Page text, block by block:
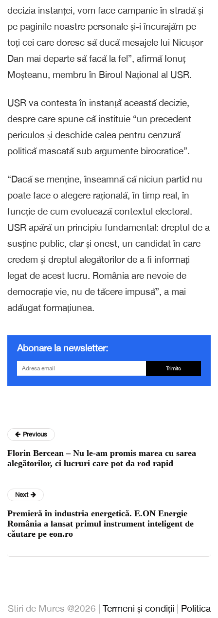
decizia instanței, vom face campanie în stradă și
pe paginile noastre personale și-i încurajăm pe
toți cei care doresc să ducă mesajele lui Nicușor
Dan mai departe să facă la fel”, afirmă Ionuț
Moșteanu, membru în Biroul Național al USR.
USR va contesta în instanță această decizie,
despre care spune că instituie “un precedent
periculos și deschide calea pentru cenzură
politică mascată sub argumente birocratice”.
“Dacă se menține, înseamnă că niciun partid nu
poate face o alegere rațională, în timp real, în
funcție de cum evoluează contextul electoral.
USR apără un principiu fundamental: dreptul de a
susține public, clar și onest, un candidat în care
credem și dreptul alegătorilor de a fi informați
legat de acest lucru. România are nevoie de
democrație vie, nu de tăcere impusă”, a mai
adăugat formațiunea.
Abonare la newsletter:
Trimite
Previous
Florin Bercean – Nu le-am promis marea cu sarea
alegătorilor, ci lucruri care pot da rod rapid
Next
Premieră în industria energetică. E.ON Energie
România a lansat primul instrument inteligent de
căutare pe eon.ro
Stiri de Mures @2026 | Termeni și condiții Politica